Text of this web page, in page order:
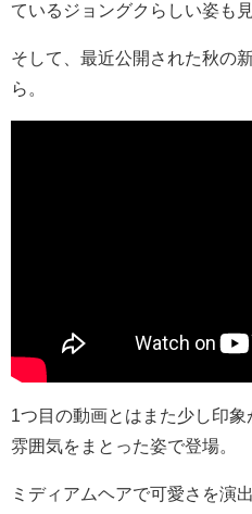
ているジョングクらしい姿も
そして、最近公開された秋の
ら。
1つ目の動画とはまた少し印
雰囲気をまとった姿で登場。
ミディアムヘアで可愛さを演